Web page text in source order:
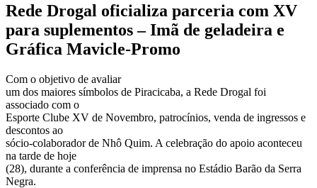
Rede Drogal oficializa parceria com XV
para suplementos – Imã de geladeira e
Gráfica Mavicle-Promo
Com o objetivo de avaliar
um dos maiores símbolos de Piracicaba, a Rede Drogal foi
associado com o
Esporte Clube XV de Novembro, patrocínios, venda de ingressos e
descontos ao
sócio-colaborador de Nhô Quim. A celebração do apoio aconteceu
na tarde de hoje
(28), durante a conferência de imprensa no Estádio Barão da Serra
Negra.